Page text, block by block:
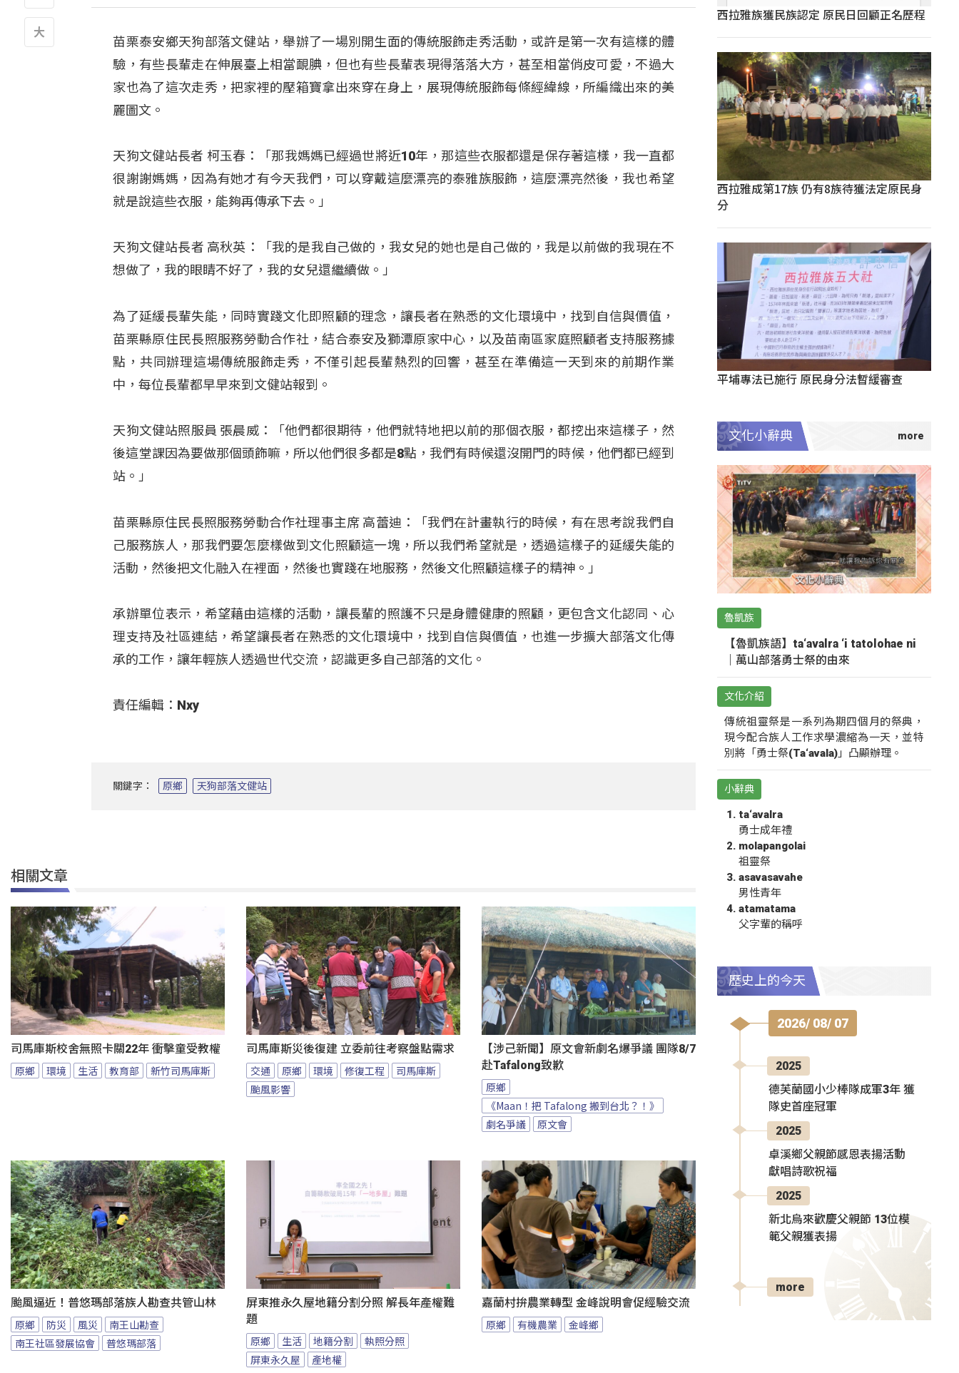
苗栗泰安鄉天狗部落文健站，舉辦了一場別開生面的傳統服飾走秀活動，或許是第一次有這樣的體
驗，有些長輩走在伸展臺上相當靦腆，但也有些長輩表現得落落大方，甚至相當俏皮可愛，不過大
家也為了這次走秀，把家裡的壓箱寶拿出來穿在身上，展現傳統服飾每條經緯線，所編織出來的美
麗圖文。
天狗文健站長者 柯玉春：「那我媽媽已經過世將近10年，那這些衣服都還是保存著這樣，我一直都
很謝謝媽媽，因為有她才有今天我們，可以穿戴這麼漂亮的泰雅族服飾，這麼漂亮然後，我也希望
就是說這些衣服，能夠再傳承下去。」
天狗文健站長者 高秋英：「我的是我自己做的，我女兒的她也是自己做的，我是以前做的我現在不
想做了，我的眼睛不好了，我的女兒還繼續做。」
為了延緩長輩失能，同時實踐文化即照顧的理念，讓長者在熟悉的文化環境中，找到自信與價值，
苗栗縣原住民長照服務勞動合作社，結合泰安及獅潭原家中心，以及苗南區家庭照顧者支持服務據
點，共同辦理這場傳統服飾走秀，不僅引起長輩熱烈的回響，甚至在準備這一天到來的前期作業
中，每位長輩都早早來到文健站報到。
天狗文健站照服員 張晨威：「他們都很期待，他們就特地把以前的那個衣服，都挖出來這樣子，然
後這堂課因為要做那個頭飾嘛，所以他們很多都是8點，我們有時候還沒開門的時候，他們都已經到
站。」
苗栗縣原住民長照服務勞動合作社理事主席 高蕾迪：「我們在計畫執行的時候，有在思考說我們自
己服務族人，那我們要怎麼樣做到文化照顧這一塊，所以我們希望就是，透過這樣子的延緩失能的
活動，然後把文化融入在裡面，然後也實踐在地服務，然後文化照顧這樣子的精神。」
承辦單位表示，希望藉由這樣的活動，讓長輩的照護不只是身體健康的照顧，更包含文化認同、心
理支持及社區連結，希望讓長者在熟悉的文化環境中，找到自信與價值，也進一步擴大部落文化傳
承的工作，讓年輕族人透過世代交流，認識更多自己部落的文化。
責任編輯：Nxy
關鍵字： 原鄉 天狗部落文健站
相關文章
司馬庫斯校舍無照卡關22年 衝擊童受教權
原鄉 環境 生活 教育部 新竹司馬庫斯
司馬庫斯災後復建 立委前往考察盤點需求
交通 原鄉 環境 修復工程
司馬庫斯
颱風影響
【涉己新聞】原文會新劇名爆爭議 團隊8/7
赴Tafalong致歉
原鄉
《Maan！把 Tafalong 搬到台北？！》
劇名爭議
原文會
颱風逼近！普悠瑪部落族人勘查共管山林
原鄉 防災 風災
南王山勘查
南王社區發展協會
普悠瑪部落
屏東推永久屋地籍分割分照 解長年產權難
題
原鄉 生活 地籍分割
執照分照
屏東永久屋
產地權
嘉蘭村拚農業轉型 金峰說明會促經驗交流
原鄉 有機農業 金峰鄉
西拉雅族獲民族認定 原民日回顧正名歷程
西拉雅成第17族 仍有8族待獲法定原民身
分
平埔專法已施行 原民身分法暫緩審查
文化小辭典
魯凱族
【魯凱族語】ta‘avalra ‘i tatolohae ni
｜萬山部落勇士祭的由來
文化介紹
傳統祖靈祭是一系列為期四個月的祭典，
現今配合族人工作求學濃縮為一天，並特
別將「勇士祭(Ta‘avala)」凸顯辦理。
小辭典
ta‘avalra
勇士成年禮
molapangolai
祖靈祭
asavasavahe
男性青年
atamatama
父字輩的稱呼
歷史上的今天
2026/ 08/ 07
2025
德芙蘭國小少棒隊成軍3年 獲
隊史首座冠軍
2025
卓溪鄉父親節感恩表揚活動
獻唱詩歌祝福
2025
新北烏來歡慶父親節 13位模
範父親獲表揚
more